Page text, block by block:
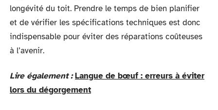
longévité du toit. Prendre le temps de bien planifier
et de vérifier les spécifications techniques est donc
indispensable pour éviter des réparations coûteuses
à l’avenir.
Lire également : Langue de bœuf : erreurs à éviter
lors du dégorgement